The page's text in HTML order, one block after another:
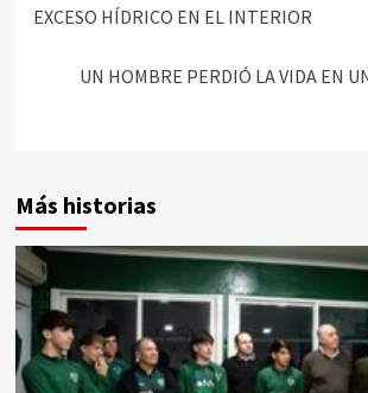
EXCESO HÍDRICO EN EL INTERIOR
UN HOMBRE PERDIÓ LA VIDA EN
Más historias